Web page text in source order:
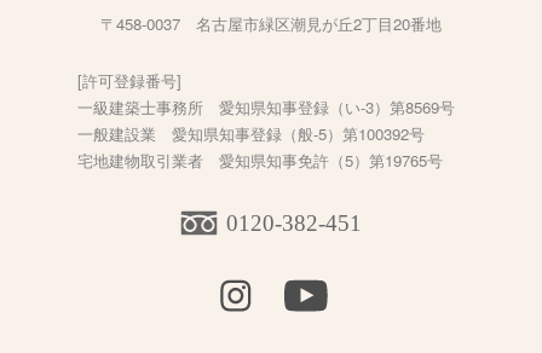
〒458-0037 名古屋市緑区潮見が丘2丁目20番地
[許可登録番号]
一級建築士事務所 愛知県知事登録（い-3）第8569号
一般建設業 愛知県知事登録（般-5）第100392号
宅地建物取引業者 愛知県知事免許（5）第19765号
0120-382-451